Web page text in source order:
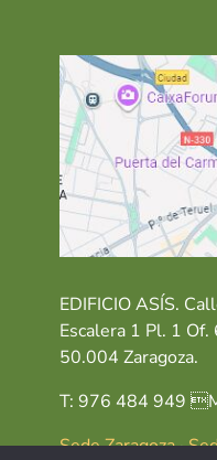
EDIFICIO ASÍS.
Escalera 1 Pl. 1 Of.
50.004 Zaragoza.
T: 976 484 949
Sede Zaragoza·